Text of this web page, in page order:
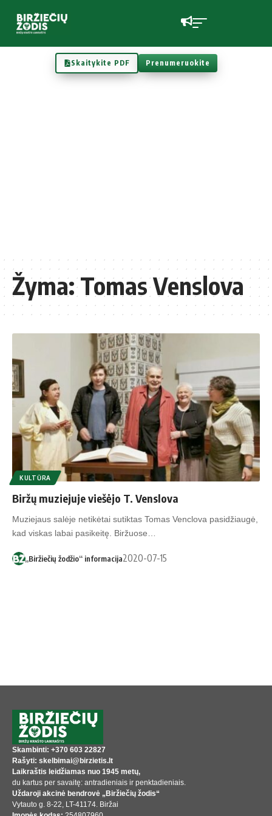
Skaitykite PDF Prenumeruokite
Žyma:Tomas Venslova
KULTŪRA
Biržų muziejuje viešėjo T. Venslova
Muziejaus salėje netikėtai sutiktas Tomas Venclova pasidžiaugė,
kad viskas labai pasikeitę. Biržuose…
„Biržiečių žodžio“ informacija2020-07-15
Skambinti: +370 603 22827
Rašyti: skelbimai@birzietis.lt
Laikraštis leidžiamas nuo 1945 metų,
du kartus per savaitę: antradieniais ir penktadieniais.
Uždaroji akcinė bendrovė „Biržiečių žodis“
Vytauto g. 8-22, LT-41174. Biržai